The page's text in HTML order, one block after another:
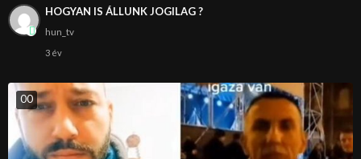
HOGYAN IS ÁLLUNK JOGILAG ?
hun_tv
3 év
00